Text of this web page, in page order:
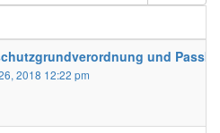
und
2018 12:22 pm